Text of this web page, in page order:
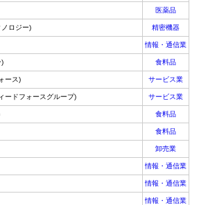
医薬品
ロジー) 精密機器
情報・通信業
) 食料品
ース) サービス業
ドフォースグループ) サービス業
食料品
食料品
卸売業
情報・通信業
情報・通信業
情報・通信業